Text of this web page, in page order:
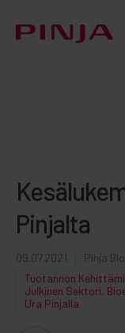
Pinjalta
09.07.2021
Pinja
Tuotannon
Julkinen Sektori
Ura Pinjalla